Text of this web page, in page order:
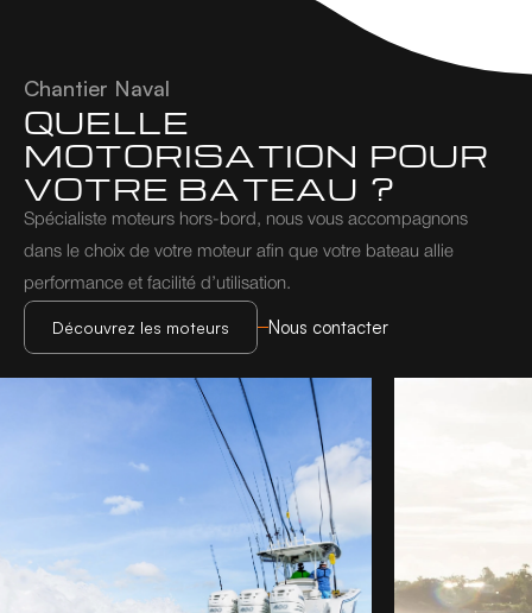
Chantier Naval
QUELLE
MOTORISATION POUR
VOTRE BATEAU ?
Spécialiste moteurs hors-bord, nous vous accompagnons
dans le choix de votre moteur afin que votre bateau allie
performance et facilité d’utilisation.
Découvrez les moteurs
Découvrez les moteurs
Nous contacter